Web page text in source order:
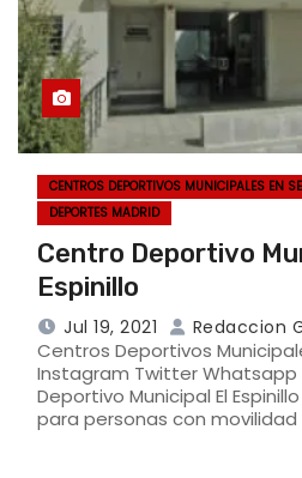
CENTROS DEPORTIVOS MUNICIPALES EN
DEPORTES MADRID
Centro Deportivo
Espinillo
Jul 19, 2021 Redaccion
Centros Deportivos
Instagram Twitter Whatsapp
Deportivo Municipal El
para personas con